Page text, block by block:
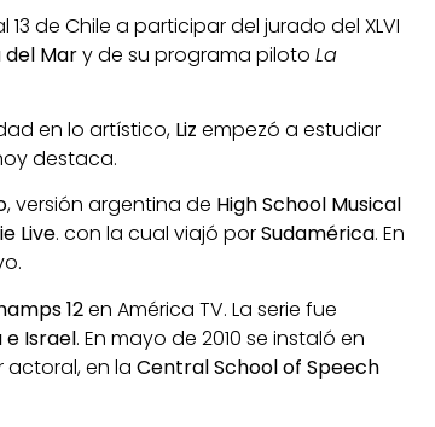
de Chile a participar del jurado del XLVI
del Mary de su programa piloto La
en lo artístico, Liz empezó a estudiar
destaca.
, versión argentina de High School Musical
Live. con la cual viajó porSudamérica. En
12en América TV. La serie fue
e Israel. En mayo de 2010 se instaló en
actoral, en la Central School of Speech